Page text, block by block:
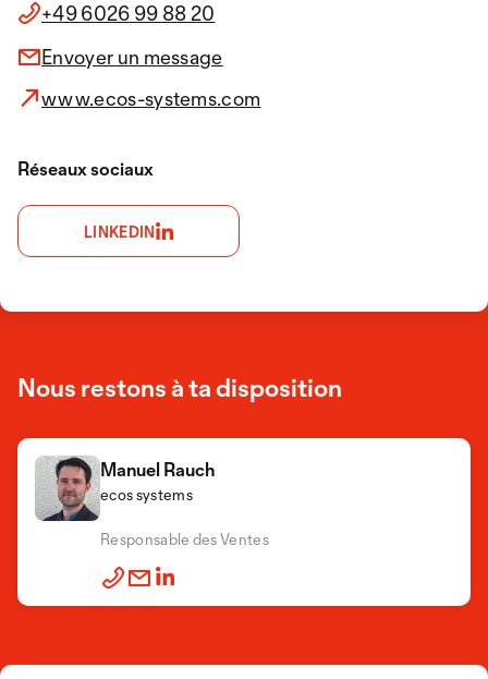
+49 6026 99 88 20
Envoyer un message
www.ecos-systems.com
Réseaux sociaux
LINKEDIN
Nous restons à ta disposition
Manuel Rauch
ecos systems
Responsable des Ventes